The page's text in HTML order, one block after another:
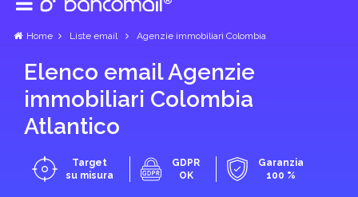
Home Liste email Agenzie immobiliari Colombia
Elenco email Agenzie
immobiliari Colombia
Atlantico
Target
su misura
GDPR
OK
Garanzia
100 %